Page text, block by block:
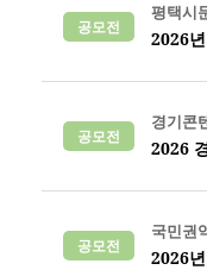
공모전
평택시
2026
공모전
경기콘
2026
공모전
국민권
2026